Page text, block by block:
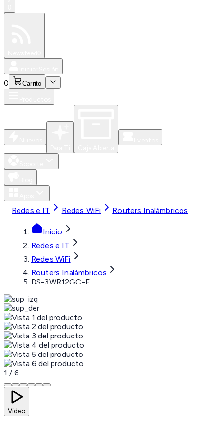
0 Carrito
Redes e IT Redes WiFi Routers Inalámbricos
Inicio
Redes e IT
Redes WiFi
Routers Inalámbricos
DS-3WR12GC-E
1 / 6
Video